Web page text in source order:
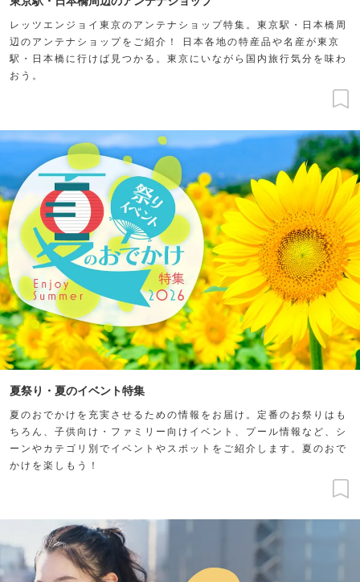
レッツエンジョイ東京のアンテナショップ特集。東京駅・日本橋周
辺のアンテナショップをご紹介！ 日本各地の特産品や名産が東京
駅・日本橋に行けば見つかる。東京にいながら国内旅行気分を味わ
おう。
夏祭り・夏のイベント特集
夏のおでかけを充実させるための情報をお届け。定番のお祭りはも
ちろん、子供向け・ファミリー向けイベント、プール情報など、シ
ーンやカテゴリ別でイベントやスポットをご紹介します。夏のおで
かけを楽しもう！